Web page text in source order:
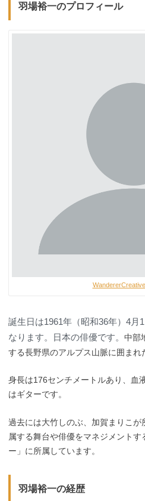
羽場裕一のプロフィール
WandererCreative
誕生日は1961年（昭和36年）4月
なります。日本の俳優です。 中部
する長野県のアルプス山脈に囲まれ
身長は176センチメートルあり、血
はギターです。
過去には大竹しのぶ、加賀まりこ
属する舞台や俳優をマネジメント
ー」に所属しています。
羽場裕一の経歴